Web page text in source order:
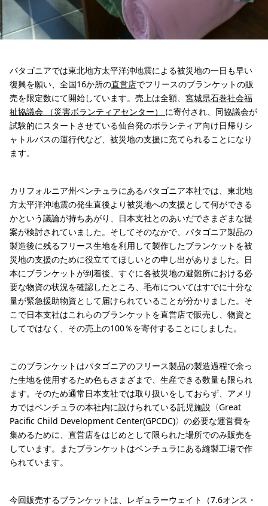
パタゴニアでは東北地方太平洋沖地震による被災地の一日も早い
復興を願い、全国16か所の直営店でフリースのブランケットの販
売を限定数にて開始しています。売上は全額、 宮城県石巻社会福
祉協議会 （災害ボランティアセンター） に寄付され、同協議会が
試験的にスタートさせている仙台発のボランティア向け日帰りシ
ャトルバスの運行代など、被災地の支援に充てられることになり
ます。
カリフォルニア州ベンチュラにあるパタゴニア本社では、東北地
方太平洋沖地震の発生直後より被災地への支援として何ができる
かという議論が持ちあがり、日本支社とのあいだでさまざまな提
案が検討されていました。そしてそのなかで、パタゴニア製品の
製造後に残るフリース生地を利用して製作したブランケットを被
災地の支援のために役立ててほしいとの申し出がありました。日
本にブランケットが到着後、すぐに各被災地の避難所における必
要な物資の状況を確認したところ、毛布についてはすでに十分な
量が緊急援助物資として届けられていることが分かりました。そ
こで日本支社はこれらのブランケットを直営店で販売し、物資と
してではなく、その売上の100％を寄付することにしました。
このブランケットはパタゴニアのフリース製品の製造過程で余っ
た生地を使用するため色もさまざまで、生産できる数量も限られ
ます。そのため通常日本支社では取り扱いをしておらず、アメリ
カではベンチュラの本社内に設けられている託児施設〈Great
Pacific Child Development Center(GPCDC)〉の必要な運営費を
集めるために、直営店をはじめとして限られた場所でのみ販売を
しています。またブランケットはベンチュラにある縫製工場で作
られています。
今回販売するブランケットは、レギュラーウェイト（7.6オンス・